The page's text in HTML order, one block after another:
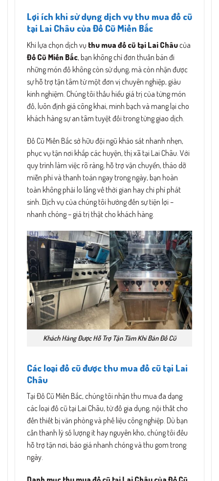
Lợi ích khi sử dụng dịch vụ thu mua đồ cũ
tại Lai Châu của Đồ Cũ Miền Bắc
Khi lựa chọn dịch vụ thu mua đồ cũ tại Lai Châucủa
Đồ Cũ Miền Bắc, bạn không chỉ đơn thuần bán đi
những món đồ không còn sử dụng, mà còn nhận được
sự hỗ trợ tận tâm từ một đơn vị chuyên nghiệp, giàu
kinh nghiệm. Chúng tôi thấu hiểu giá trị của từng món
đồ, luôn định giá công khai, minh bạch và mang lại cho
khách hàng sự an tâm tuyệt đối trong từng giao dịch.
Đồ Cũ Miền Bắc sở hữu đội ngũ khảo sát nhanh nhẹn,
phục vụ tận nơi khắp các huyện, thị xã tại Lai Châu. Với
quy trình làm việc rõ ràng, hỗ trợ vận chuyển, tháo dỡ
miễn phí và thanh toán ngay trong ngày, bạn hoàn
toàn không phải lo lắng về thời gian hay chi phí phát
sinh. Dịch vụ của chúng tôi hướng đến sự tiện lợi –
nhanh chóng – giá trị thật cho khách hàng.
Khách Hàng Được Hỗ Trợ Tận Tâm Khi Bán Đồ Cũ
Các loại đồ cũ được thu mua đồ cũ tại Lai
Châu
Tại Đồ Cũ Miền Bắc, chúng tôi nhận thu mua đa dạng
các loại đồ cũ tại Lai Châu, từ đồ gia dụng, nội thất cho
đến thiết bị văn phòng và phế liệu công nghiệp. Dù bạn
cần thanh lý số lượng ít hay nguyên kho, chúng tôi đều
hỗ trợ tận nơi, báo giá nhanh chóng và thu gom trong
ngày.